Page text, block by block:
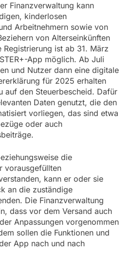
Finanzverwaltung kann
kinderlosen
Arbeitnehmern sowie von
von Alterseinkünften
ist ab 31. März
App möglich. Ab Juli
und Nutzer dann eine digitale
für 2025 erhalten
auf den Steuerbescheid. Dafür
Daten genutzt, die den
vorliegen, das sind etwa
oder auch
die
vorausgefüllten
kann er oder sie
an die zuständige
Die Finanzverwaltung
dass vor dem Versand auch
Anpassungen vorgenommen
sollen die Funktionen und
App nach und nach